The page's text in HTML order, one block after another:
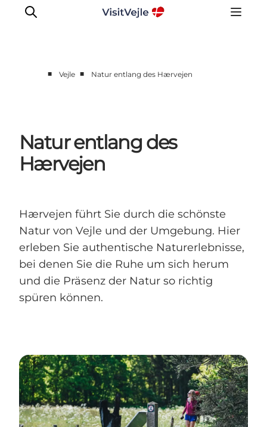
Reiseplanung
Inspiration
■ Vejle ■ Natur entlang des Hærvejen
Natur entlang des
Hærvejen
Hærvejen führt Sie durch die schönste
Natur von Vejle und der Umgebung. Hier
erleben Sie authentische Naturerlebnisse,
bei denen Sie die Ruhe um sich herum
und die Präsenz der Natur so richtig
spüren können.